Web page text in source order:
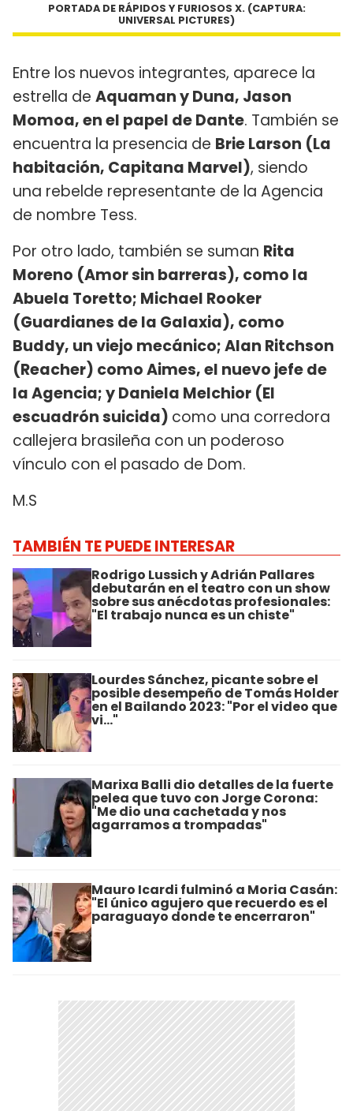
PORTADA DE RÁPIDOS Y FURIOSOS X. (CAPTURA:
UNIVERSAL PICTURES)
Entre los nuevos integrantes, aparece la
estrella de Aquaman y Duna, Jason
Momoa, en el papel de Dante. También se
encuentra la presencia de Brie Larson (La
habitación, Capitana Marvel), siendo
una rebelde representante de la Agencia
de nombre Tess.
Por otro lado, también se suman Rita
Moreno (Amor sin barreras), como la
Abuela Toretto; Michael Rooker
(Guardianes de la Galaxia), como
Buddy, un viejo mecánico; Alan Ritchson
(Reacher) como Aimes, el nuevo jefe de
la Agencia; y Daniela Melchior (El
escuadrón suicida) como una corredora
callejera brasileña con un poderoso
vínculo con el pasado de Dom.
M.S
TAMBIÉN TE PUEDE INTERESAR
Rodrigo Lussich y Adrián Pallares
debutarán en el teatro con un show
sobre sus anécdotas profesionales:
"El trabajo nunca es un chiste"
Lourdes Sánchez, picante sobre el
posible desempeño de Tomás Holder
en el Bailando 2023: "Por el video que
vi..."
Marixa Balli dio detalles de la fuerte
pelea que tuvo con Jorge Corona:
"Me dio una cachetada y nos
agarramos a trompadas"
Mauro Icardi fulminó a Moria Casán:
"El único agujero que recuerdo es el
paraguayo donde te encerraron"